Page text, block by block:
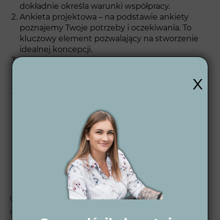
dokładnie określa warunki współpracy.
Ankieta projektowa – na podstawie ankiety
poznajemy Twoje potrzeby i oczekiwania. To
kluczowy element pozwalający na stworzenie
idealnej koncepcji.
Koncepcja 2D – przedstawiamy ogólną
Wizualizacje 3D – przygotowujemy szczegółowe
ciągu dnia i nocy. Dzięki nim z łatwością
zobaczysz, jak Twój ogród będzie prezentował
się po zakończeniu prac.
Projekt wykonawczy 2D – finalny projekt
ogrodu, który zawiera wszystkie szczegóły
techniczne i jest podstawą do realizacji prac
przez wykonawców.
Chcesz dowiedzieć się więcej o tym w jaki sposób
działamy? Sprawdź jak przebiega dokładnie
x